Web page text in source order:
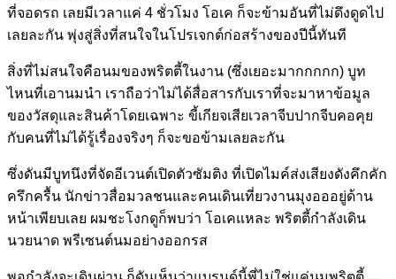
ที่จอดรถ เลยมีเวลาแค่ 4 ชั่วโมง โอเค ก็จะข้ามอันที่ไม่ดึงดูดไป
เลยละกัน พุ่งสู่สิ่งที่สนใจในโปรเจกต์ก่อสร้างของปีนี้ทันที
สิ่งที่ไม่สนใจคือนมของพริตตี้ในงาน (ซึ่งเยอะมากกกกก) บูท
ไหนที่เอานมนำ เราถือว่าไม่ได้สื่อสารกับเราที่จะมาหาข้อมูล
ของวัสดุและสินค้าโดยเฉพาะ ขี้เกียจเสียเวลาจีบปากจีบคอคุย
กับคนที่ไม่ได้รู้เรื่องจริงๆ ก็จะขอข้ามเลยละกัน
ซึ่งดันมีบูทนึงที่จัดอีเวนต์เปิดตัวซัมติง ที่เปิดไมค์ส่งเสียงดังคึกคัก
ครึกครื้น นักข่าวสื่อมวลชนและคนเดินเที่ยวงานมุงอออยู่ด้าน
หน้าเพียบเลย ผมชะโงกดูก็พบว่า โอเคแหละ พริตตี้กำลังเดิน
นวยนาด พรีเซนต์นมอย่างออกรส